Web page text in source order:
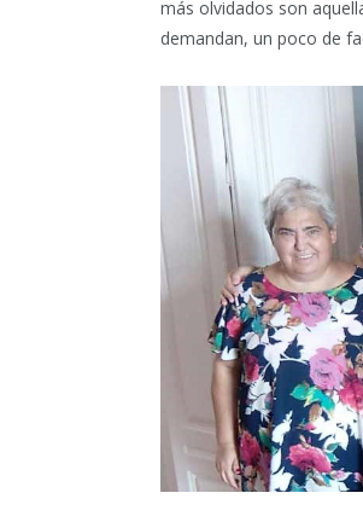
más olvidados son
demandan, un poco de